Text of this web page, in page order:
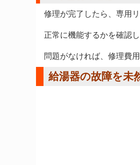
修理が完了したら、専用
正常に機能するかを確認し
問題がなければ、修理費
給湯器の故障を未